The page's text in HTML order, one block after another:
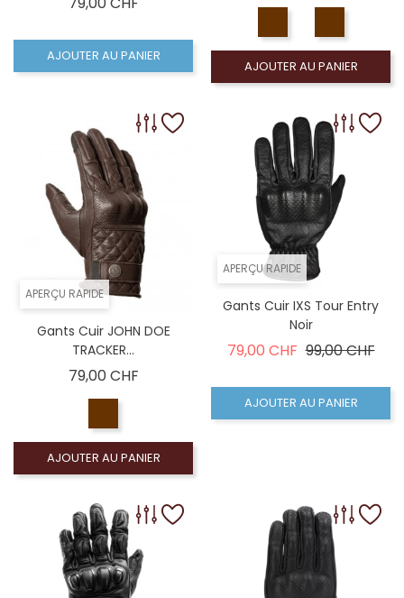
AJOUTER AU PANIER
AJOUTER AU PANIER
APERÇU RAPIDE
Gants Cuir JOHN DOE
TRACKER...
79,00 CHFPrix
AJOUTER AU PANIER
APERÇU RAPIDE
Gants Cuir IXS Tour Entry
Noir
79,00 CHF Prix de base
99,00 CHFPrix
AJOUTER AU PANIER